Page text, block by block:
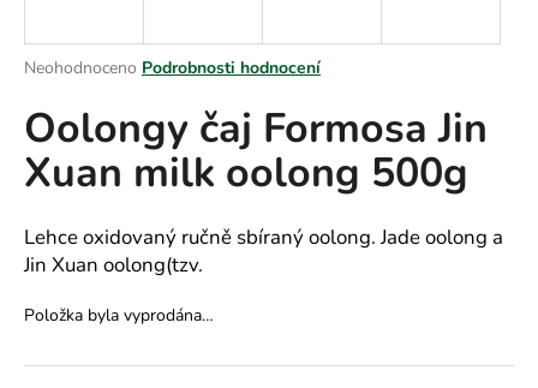
Průměrné
produktu
je
0,0
z
hvězdiček.
Neohodnoceno Podrobnosti hodnocení
Oolongy čaj Formosa Jin
Xuan milk oolong 500g
Lehce oxidovaný ručně sbíraný oolong. Jade oolong a
Jin Xuan oolong(tzv.
Položka byla vyprodána…
j
t
?
HLEDAT